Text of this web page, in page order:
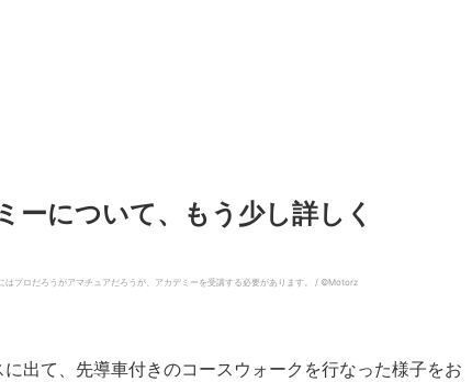
ーについて、もう少し詳しく
はプロだろうがアマチュアだろうが、アカデミーを受講する必要があります。 / ©︎Motorz
出て、先導車付きのコースウォークを行なった様子をお